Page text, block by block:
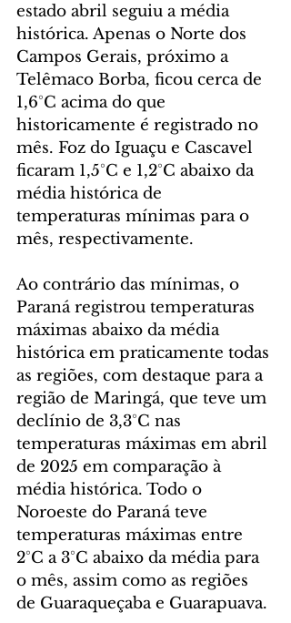
estado abril seguiu a média
histórica. Apenas o Norte dos
Campos Gerais, próximo a
Telêmaco Borba, ficou cerca de
1,6°C acima do que
historicamente é registrado no
mês. Foz do Iguaçu e Cascavel
ficaram 1,5°C e 1,2°C abaixo da
média histórica de
temperaturas mínimas para o
mês, respectivamente.
Ao contrário das mínimas, o
Paraná registrou temperaturas
máximas abaixo da média
histórica em praticamente todas
as regiões, com destaque para a
região de Maringá, que teve um
declínio de 3,3°C nas
temperaturas máximas em abril
de 2025 em comparação à
média histórica. Todo o
Noroeste do Paraná teve
temperaturas máximas entre
2°C a 3°C abaixo da média para
o mês, assim como as regiões
de Guaraqueçaba e Guarapuava.